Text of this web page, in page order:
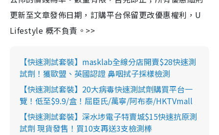
更新至文章發佈日期，訂購平台保留更改優惠權利，U
Lifestyle 概不負責。>>
【快速測試套裝】masklab全線分店開賣$28快速測
試劑！獲歐盟、英國認證 鼻咽拭子採樣檢測
【快速測試套裝】20大病毒快速測試劑購買平台一
覽！低至$9.9/盒！屈臣氏/萬寧/阿布泰/HKTVmall
【快速測試套裝】深水埗電子特賣城$15快速抗原測
試劑 現貨發售！買10支再送3支檢測棒